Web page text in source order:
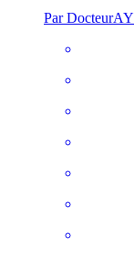
Par DocteurAY